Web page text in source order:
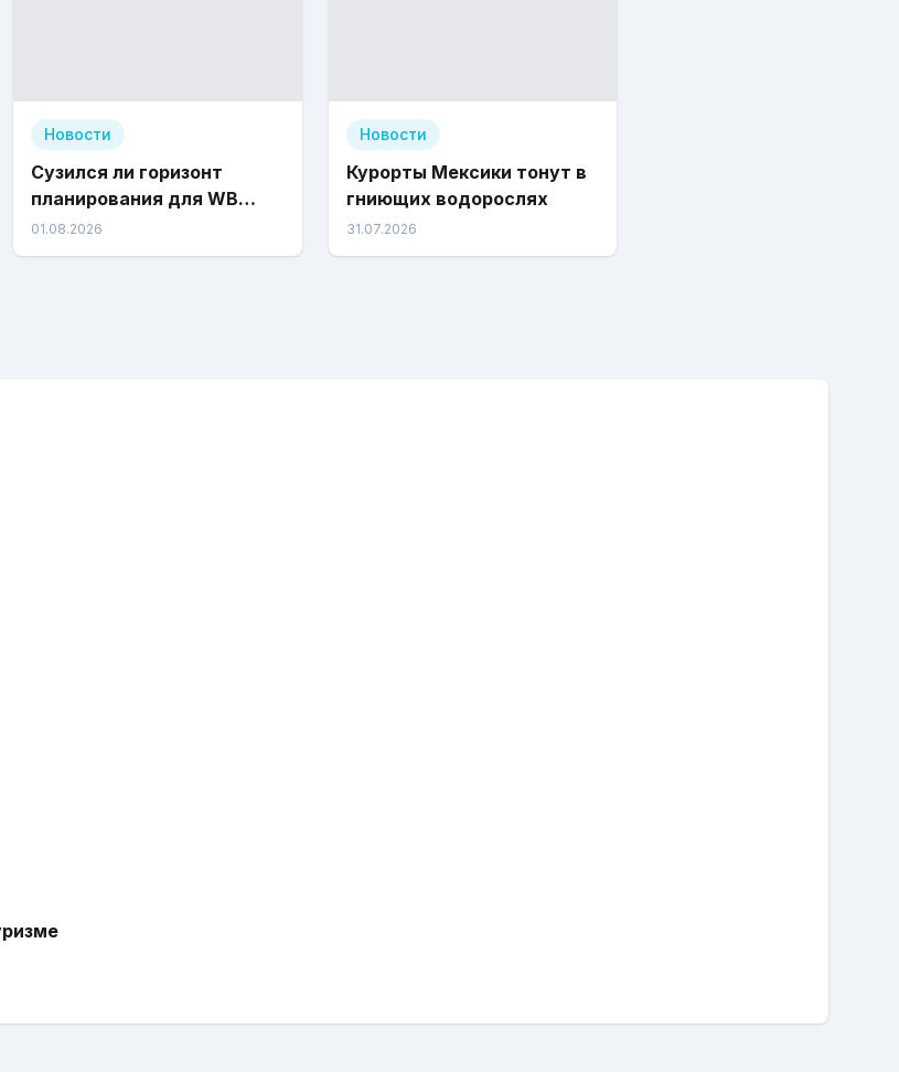
Новости
Сузился ли горизонт
планирования для WB
Travel и WB Hotels ?
01.08.2026
Новости
Курорты Мексики тонут в
гниющих водорослях
31.07.2026